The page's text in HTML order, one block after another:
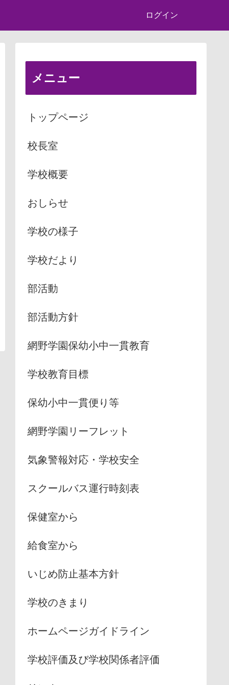
ログイン
メニュー
トップページ
校長室
学校概要
おしらせ
学校の様子
学校だより
部活動
部活動方針
網野学園保幼小中一貫教育
学校教育目標
保幼小中一貫便り等
網野学園リーフレット
気象警報対応・学校安全
スクールバス運行時刻表
保健室から
給食室から
いじめ防止基本方針
学校のきまり
ホームページガイドライン
学校評価及び学校関係者評価